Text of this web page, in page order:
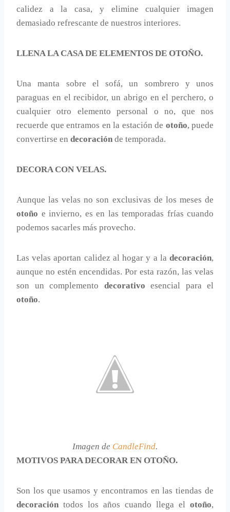
calidez a la casa, y elimine cualquier imagen
demasiado refrescante de nuestros interiores.
LLENA LA CASA DE ELEMENTOS DE OTOÑO.
Una manta sobre el sofá, un sombrero y unos
paraguas en el recibidor, un abrigo en el perchero, o
cualquier otro elemento personal o no, que nos
recuerde que entramos en la estación de otoño, puede
convertirse en decoración de temporada.
DECORA CON VELAS.
Aunque las velas no son exclusivas de los meses de
otoño e invierno, es en las temporadas frías cuando
podemos sacarles más provecho.
Las velas aportan calidez al hogar y a la decoración,
aunque no estén encendidas. Por esta razón, las velas
son un complemento decorativo esencial para el
otoño.
Imagen de CandleFind.
MOTIVOS PARA DECORAR EN OTOÑO.
Son los que usamos y encontramos en las tiendas de
decoración todos los años cuando llega el otoño,